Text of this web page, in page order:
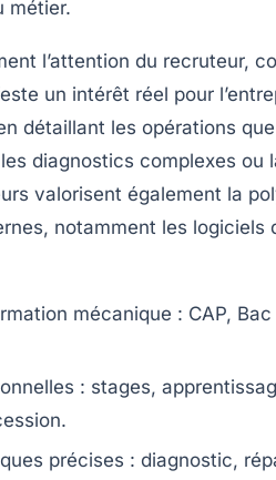
métier.
l’attention du recruteur,
un intérêt réel pour
détaillant les opérations
diagnostics complexes ou
valorisent également la
notamment les
mécanique : CAP,
: stages,
précises : diagnostic,